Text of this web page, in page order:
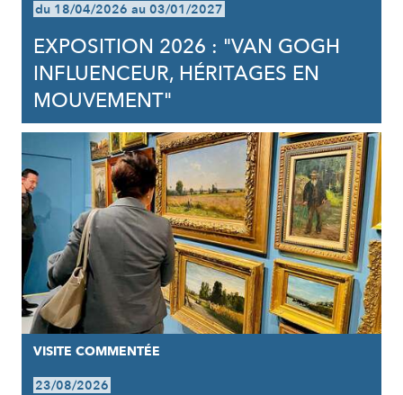
du 18/04/2026 au 03/01/2027
EXPOSITION 2026 : "VAN GOGH
INFLUENCEUR, HÉRITAGES EN
MOUVEMENT"
VISITE COMMENTÉE
23/08/2026